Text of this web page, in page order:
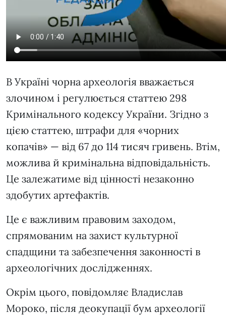
В Україні чорна археологія вважається
злочином і регулюється статтею 298
Кримінального кодексу України. Згідно з
цією статтею, штрафи для «чорних
копачів» — від 67 до 114 тисяч гривень. Втім,
можлива й кримінальна відповідальність.
Це залежатиме від цінності незаконно
здобутих артефактів.
Це є важливим правовим заходом,
спрямованим на захист культурної
спадщини та забезпечення законності в
археологічних дослідженнях.
Окрім цього, повідомляє Владислав
Мороко, після деокупації бум археології